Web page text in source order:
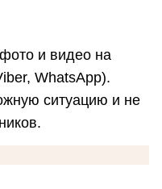
и видео на
WhatsApp).
ситуацию и не